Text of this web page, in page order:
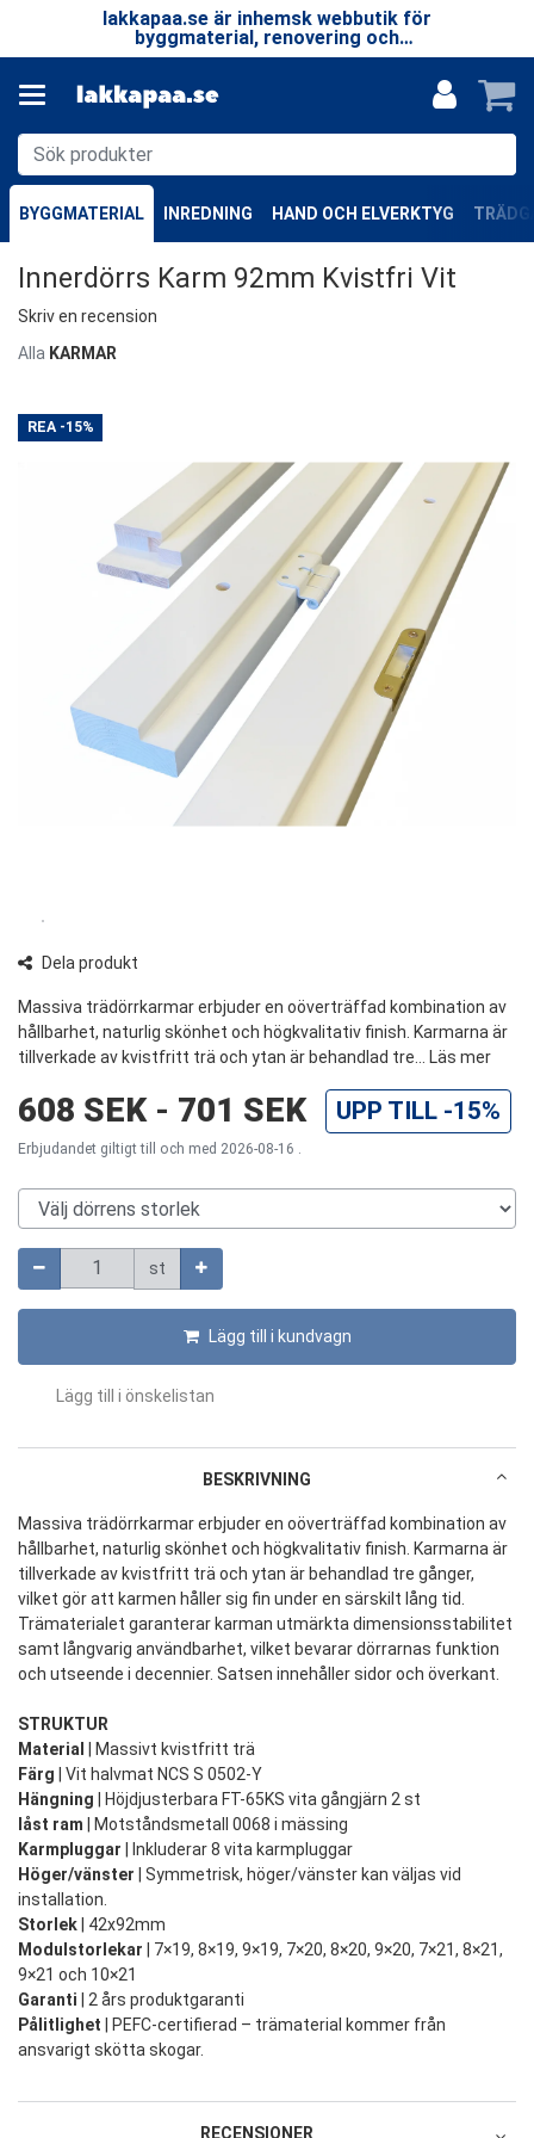
lakkapaa.se är inhemsk webbutik för
byggmaterial, renovering och
specialprodukter.
BYGGMATERIAL INREDNING HAND OCH ELVERKTYG
Innerdörrs Karm 92mm Kvistfri Vit
Skriv en recension
Alla KARMAR
REA -15%
Dela produkt
Massiva trädörrkarmar erbjuder en oöverträffad kombination av
hållbarhet, naturlig skönhet och högkvalitativ finish. Karmarna är
tillverkade av kvistfritt trä och ytan är behandlad tre... Läs mer
608 SEK- 701 SEK UPP TILL -15%
Erbjudandet giltigt till och med 2026-08-16 .
Välj dörrens storlek
st
Lägg till i kundvagn
Lägg till i önskelistan
BESKRIVNING
Massiva trädörrkarmar erbjuder en oöverträffad kombination av
hållbarhet, naturlig skönhet och högkvalitativ finish. Karmarna är
tillverkade av kvistfritt trä och ytan är behandlad tre gånger,
vilket gör att karmen håller sig fin under en särskilt lång tid.
Trämaterialet garanterar karman utmärkta dimensionsstabilitet
samt långvarig användbarhet, vilket bevarar dörrarnas funktion
och utseende i decennier. Satsen innehåller sidor och överkant.
STRUKTUR
Material | Massivt kvistfritt trä
Färg | Vit halvmat NCS S 0502-Y
Hängning | Höjdjusterbara FT-65KS vita gångjärn 2 st
låst ram | Motståndsmetall 0068 i mässing
Karmpluggar | Inkluderar 8 vita karmpluggar
Höger/vänster | Symmetrisk, höger/vänster kan väljas vid
installation.
Storlek| 42x92mm
Modulstorlekar | 7×19, 8×19, 9×19, 7×20, 8×20, 9×20, 7×21, 8×21,
9×21 och 10×21
Garanti | 2 års produktgaranti
Pålitlighet | PEFC-certifierad – trämaterial kommer från
ansvarigt skötta skogar.
RECENSIONER